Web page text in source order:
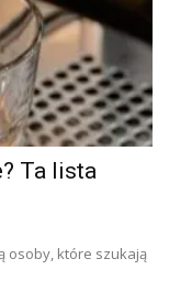
Ta lista
osoby, które szukają